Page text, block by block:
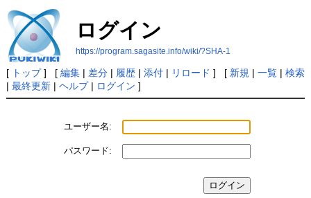
ログイン
https://program.sagasite.info/wiki/?SHA-1
[ トップ] [ 編集| 差分| 履歴| 添付| リロード ] [ 新規 | 一覧| 検索
| 最終更新| ヘルプ| ログイン ]
ユーザー名:
パスワード: